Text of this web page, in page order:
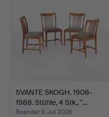
SVANTE SKOGH. 1908-
1988. Stühle, 4 Stk., "…
Beendet 9. Jul 2026